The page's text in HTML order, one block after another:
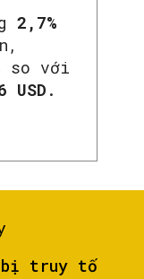
2,7%
so với
USD .
bị truy tố